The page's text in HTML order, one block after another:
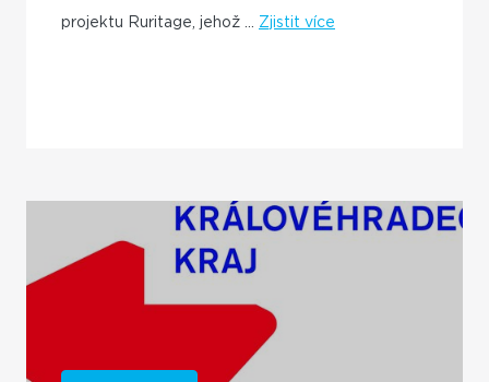
projektu Ruritage, jehož ... Zjistit více